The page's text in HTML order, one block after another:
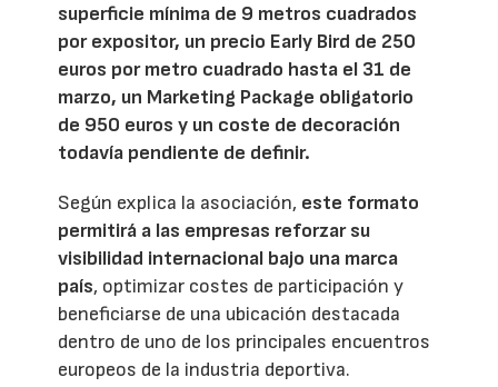
superficie mínima de 9 metros cuadrados
por expositor, un precio Early Bird de 250
euros por metro cuadrado hasta el 31 de
marzo, un Marketing Package obligatorio
de 950 euros y un coste de decoración
todavía pendiente de definir.
Según explica la asociación, este formato
permitirá a las empresas reforzar su
visibilidad internacional bajo una marca
país, optimizar costes de participación y
beneficiarse de una ubicación destacada
dentro de uno de los principales encuentros
europeos de la industria deportiva.